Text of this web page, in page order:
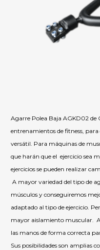
Agarre Polea Baja AGKD02 de
entrenamientos de fitness,
versátil. Para máquinas de
que harán que el ejercicio sea
ejercicios se pueden realizar
A mayor variedad del tipo de
músculos y conseguiremos
adaptado al tipo de ejercicio.
mayor aislamiento muscular.
las manos de forma correcta
Sus posibilidades son amplias